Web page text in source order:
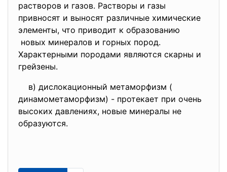
растворов и газов. Растворы и газы
привносят и выносят различные химические
элементы, что приводит к образованию
новых минералов и горных пород.
Характерными породами являются скарны и
грейзены.
в) дислокационный метаморфизм (
динамометаморфизм) - протекает при очень
высоких давлениях, новые минералы не
образуются.